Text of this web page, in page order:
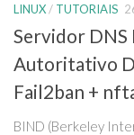
LINUX / TUTORIAIS
Servidor DNS
Autoritativo
Fail2ban +
BIND (Berkeley